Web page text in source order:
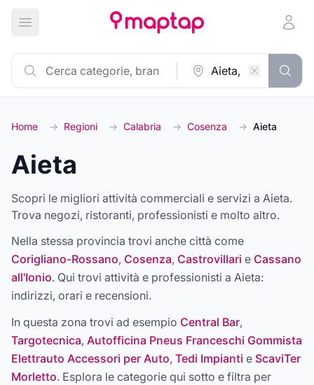
Apri menu principale
Home → Regioni → Calabria → Cosenza → Aieta
Aieta
Scopri le migliori attività commerciali e servizi a Aieta.
Trova negozi, ristoranti, professionisti e molto altro.
Nella stessa provincia trovi anche città come
Corigliano-Rossano, Cosenza, Castrovillari e Cassano
all'Ionio. Qui trovi attività e professionisti a Aieta:
indirizzi, orari e recensioni.
In questa zona trovi ad esempio Central Bar,
Targotecnica, Autofficina Pneus Franceschi Gommista
Elettrauto Accessori per Auto, Tedi Impianti e ScaviTer
Morletto. Esplora le categorie qui sotto e filtra per